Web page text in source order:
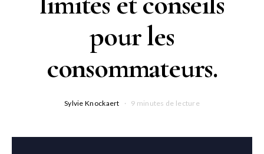
pour les
consommateurs.
Sylvie Knockaert 9 minutes de lecture